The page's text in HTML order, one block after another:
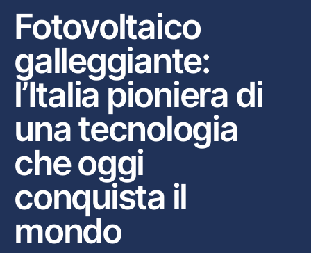
Fotovoltaico
galleggiante:
l’Italia pioniera di
una tecnologia
che oggi
conquista il
mondo